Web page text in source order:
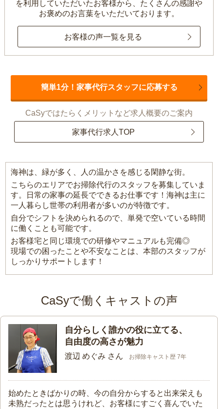
を利用していただいたお客様から、 たくさんの感謝や
お褒めのお言葉をいただいております。
お客様の声一覧を見る
簡単1分！家事代行スタッフに応募する
CaSyではたらくメリットなど求人概要のご案内
家事代行求人TOP
海神は、緑が多く、人の温かさを感じる閑静な街。
こちらのエリアでお掃除代行のスタッフを募集していま
す。日常の家事の延長でできるお仕事です！海神は主に
一人暮らし世帯の利用者が多いのが特徴です。
自分でシフトを決められるので、単発で空いている時間
に働くことも可能です。
お客様宅と同じ環境での研修やマニュアルも完備◎
現場での困ったことや不安なことは、本部のスタッフが
しっかりサポートします！
CaSyで働くキャストの声
自分らしく誰かの役に立てる、
自由度の高さが魅力
渡辺 めぐみ さん お掃除キャスト歴 7年
始めたときばかりの時、今の自分からすると出来栄えも
未熟だったとは思うけれど、お客様にすごく喜んでいた